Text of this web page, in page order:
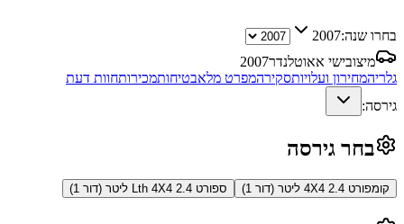
בחרו שנה:2007
מיצובישי אאוטלנדר2007
גלריהמחירון ועלויותסקירהמפרט מלאבטיחותמכירותחוות דעת
גירסה:
בחר גירסה
קומפורט 4X4 2.4 ליטר (דור 1) ספורט Lth 4X4 2.4 ליטר (דור 1)